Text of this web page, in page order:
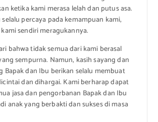
ketika kami merasa lelah dan putus asa.
percaya pada kemampuan kami,
sendiri meragukannya.
bahwa tidak semua dari kami berasal
sempurna. Namun, kasih sayang dan
Bapak dan Ibu berikan selalu membuat
dan dihargai. Kami berharap dapat
jasa dan pengorbanan Bapak dan Ibu
anak yang berbakti dan sukses di masa